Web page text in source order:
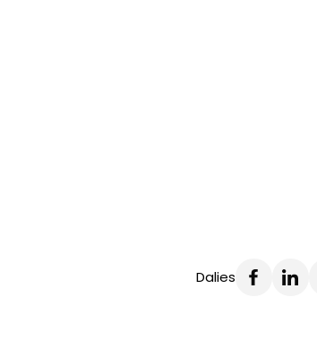
Dalies